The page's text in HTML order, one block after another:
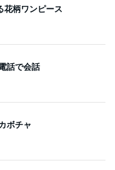
花柄ワンピース
話で会話
ボチャ